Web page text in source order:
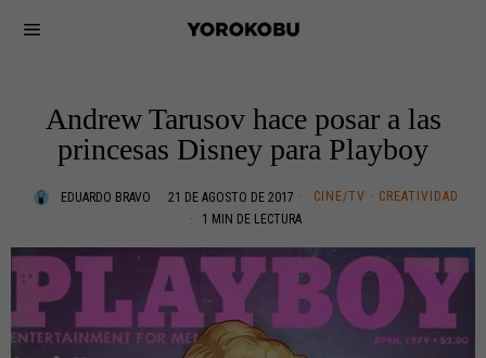
Andrew Tarusov hace posar a las
princesas Disney para Playboy
EDUARDO BRAVO 21 DE AGOSTO DE 2017 CINE/TV · CREATIVIDAD
1 MIN DE LECTURA